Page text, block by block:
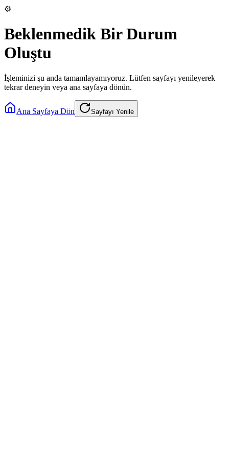
⚙️
Beklenmedik Bir Durum
Oluştu
İşleminizi şu anda tamamlayamıyoruz. Lütfen sayfayı yenileyerek
tekrar deneyin veya ana sayfaya dönün.
Ana Sayfaya Dön Sayfayı Yenile